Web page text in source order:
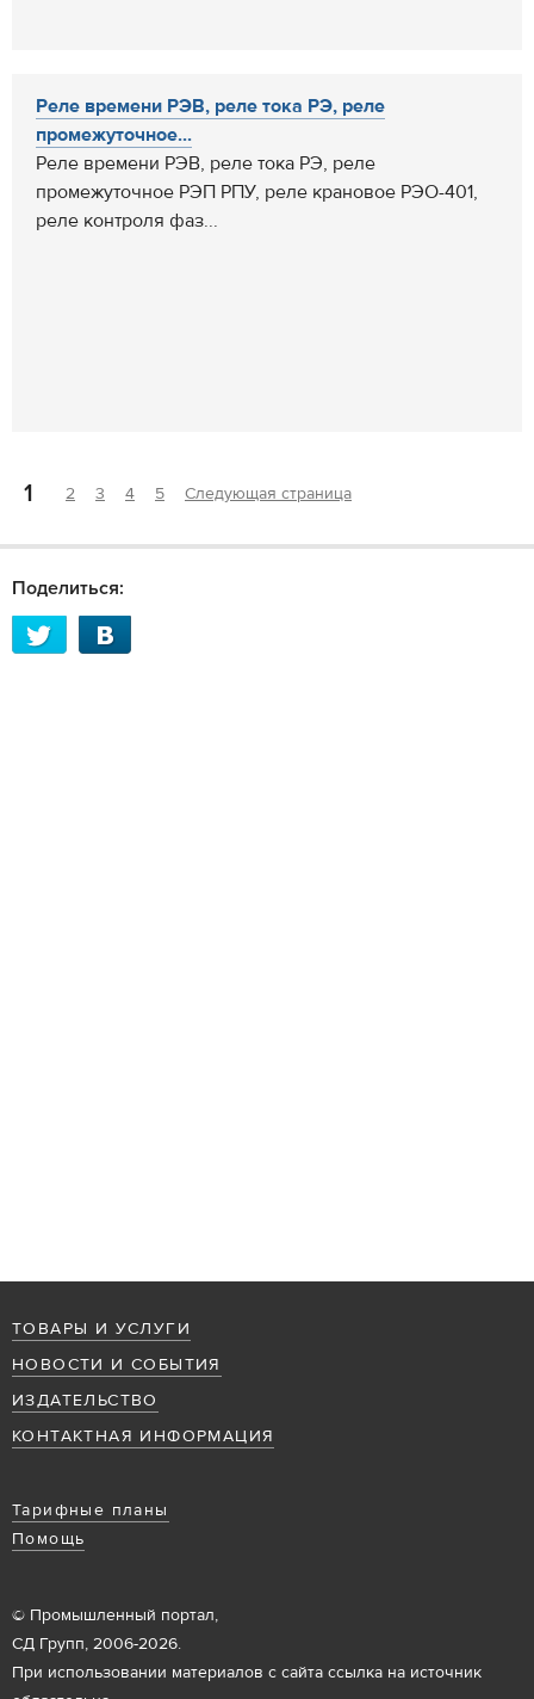
Реле времени РЭВ, реле тока РЭ, реле
промежуточное...
Реле времени РЭВ, реле тока РЭ, реле
промежуточное РЭП РПУ, реле крановое РЭО-401,
реле контроля фаз...
1 2 3 4 5 Следующая страница
Поделиться:
ТОВАРЫ И УСЛУГИ
НОВОСТИ И СОБЫТИЯ
ИЗДАТЕЛЬСТВО
КОНТАКТНАЯ ИНФОРМАЦИЯ
Тарифные планы
Помощь
© Промышленный портал,
СД Групп, 2006-2026.
При использовании материалов с сайта ссылка на источник